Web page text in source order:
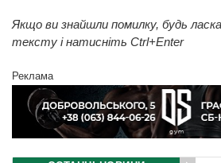
Якщо ви знайшли помилку, будь
тексту і натисніть Ctrl+Enter
Реклама